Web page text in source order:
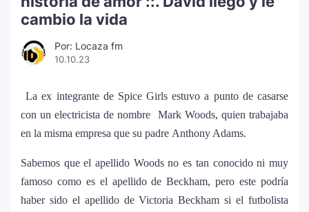
cambio la vida
Por: Locaza fm
10.10.23
La ex integrante de Spice Girls estuvo a punto de casarse
con un electricista de nombre Mark Woods, quien trabajaba
en la misma empresa que su padre Anthony Adams.
Sabemos que el apellido Woods no es tan conocido ni muy
famoso como es el apellido de Beckham, pero este podría
haber sido el apellido de Victoria Beckham si el futbolista